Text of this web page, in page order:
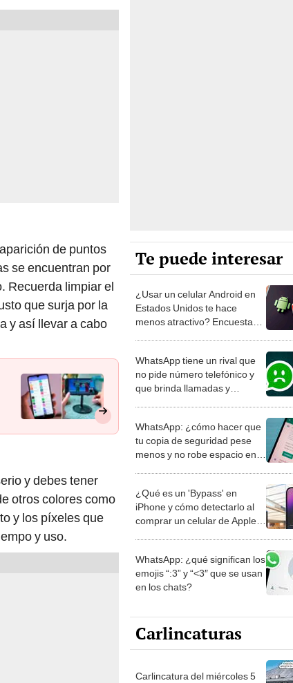
de puntos
se encuentran por
Recuerda limpiar el
que surja por la
y así llevar a cabo
y debes tener
otros colores como
y los píxeles que
y uso.
Te puede interesar
¿Usar un celular Android en
Estados Unidos te hace
menos atractivo? Encuesta
WhatsApp tiene un rival que
no pide número telefónico y
que brinda llamadas y
WhatsApp: ¿cómo hacer que
tu copia de seguridad pese
menos y no robe espacio en
¿Qué es un 'Bypass' en
iPhone y cómo detectarlo al
comprar un celular de Apple
WhatsApp: ¿qué significan los
emojis “:3” y “<3″ que se usan
en los chats?
Carlincaturas
Carlincatura del miércoles 5